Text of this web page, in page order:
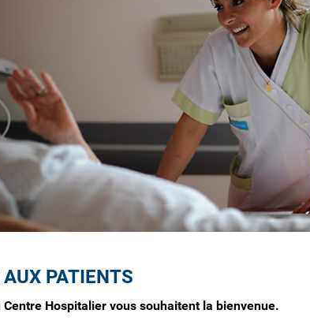
PATIENTS
Centre Hospitalier vous souhaitent la bienvenue.